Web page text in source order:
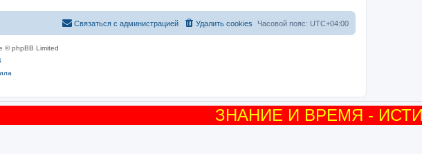
Часовой пояс: UTC+04:00
Удалить cookies
Связаться с администрацией
© phpBB Limited
ЗНАНИЕ И ВРЕМЯ -